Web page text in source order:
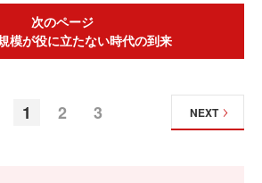
次のページ
模が役に立たない時代の到来
1 2 3 NEXT